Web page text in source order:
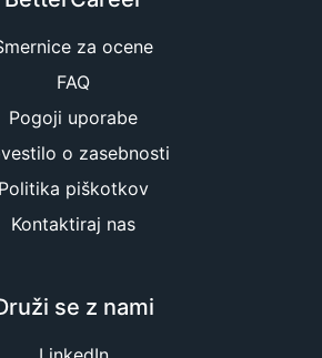
za ocene
FAQ
Pogoji uporabe
o zasebnosti
Politika piškotkov
Kontaktiraj nas
se z nami